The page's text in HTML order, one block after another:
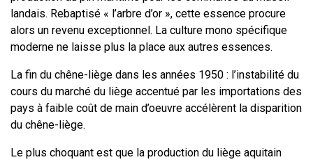
landais. Rebaptisé « l’arbre d’or », cette essence procure
alors un revenu exceptionnel. La culture mono spécifique
moderne ne laisse plus la place aux autres essences.
La fin du chêne-liège dans les années 1950 : l’instabilité du
cours du marché du liège accentué par les importations des
pays à faible coût de main d’oeuvre accélèrent la disparition
du chêne-liège.
Le plus choquant est que la production du liège aquitain